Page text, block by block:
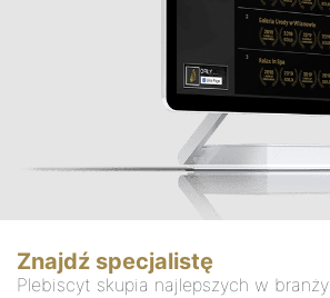
Znajdź specjalistę
Plebiscyt skupia najlepszych w branży